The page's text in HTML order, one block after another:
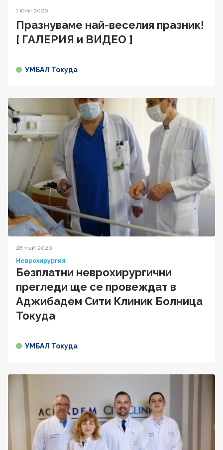
1 юни 2020
Празнуваме най-веселия празник!
[ ГАЛЕРИЯ и ВИДЕО ]
УМБАЛ Токуда
28 май 2020
Неврохирургия
Безплатни неврохирургични
прегледи ще се провеждат в
Аджибадем Сити Клиник Болница
Токуда
УМБАЛ Токуда